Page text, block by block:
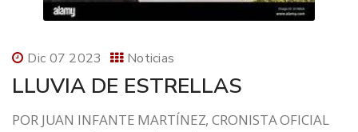
Dic 07 2023 Noticias
LLUVIA DE ESTRELLAS
POR JUAN INFANTE MARTÍNEZ, CRONISTA OFICIAL